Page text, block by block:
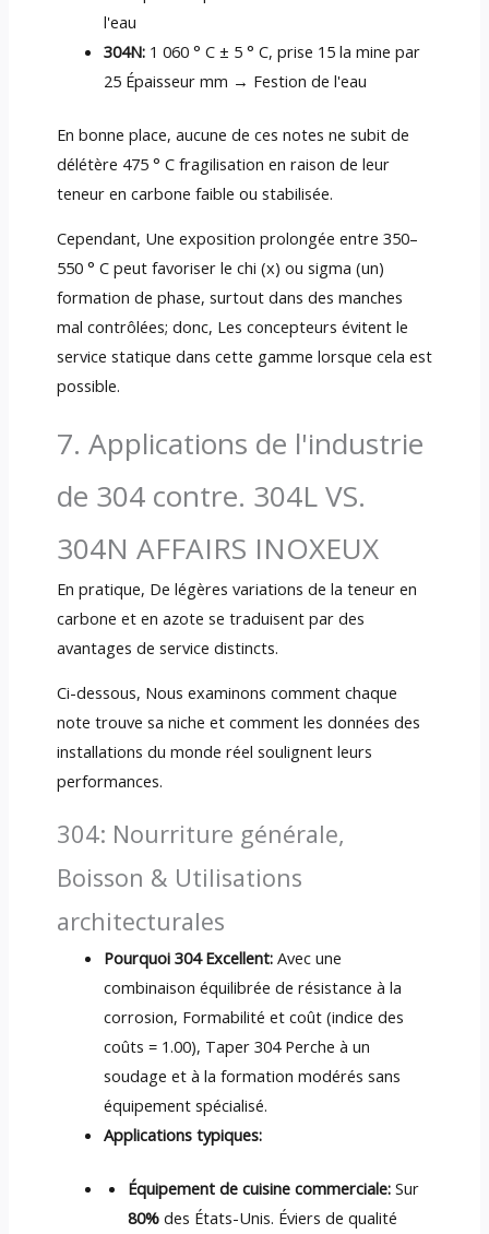
l'eau
304N: 1 060 ° C ± 5 ° C, prise 15 la mine par
25 Épaisseur mm → Festion de l'eau
En bonne place, aucune de ces notes ne subit de
délétère 475 ° C fragilisation en raison de leur
teneur en carbone faible ou stabilisée.
Cependant, Une exposition prolongée entre 350–
550 ° C peut favoriser le chi (x) ou sigma (un)
formation de phase, surtout dans des manches
mal contrôlées; donc, Les concepteurs évitent le
service statique dans cette gamme lorsque cela est
possible.
7. Applications de l'industrie
de 304 contre. 304L VS.
304N AFFAIRS INOXEUX
En pratique, De légères variations de la teneur en
carbone et en azote se traduisent par des
avantages de service distincts.
Ci-dessous, Nous examinons comment chaque
note trouve sa niche et comment les données des
installations du monde réel soulignent leurs
performances.
304: Nourriture générale,
Boisson & Utilisations
architecturales
Pourquoi 304 Excellent: Avec une
combinaison équilibrée de résistance à la
corrosion, Formabilité et coût (indice des
coûts = 1.00), Taper 304 Perche à un
soudage et à la formation modérés sans
équipement spécialisé.
Applications typiques:
Équipement de cuisine commerciale: Sur
80% des États-Unis. Éviers de qualité